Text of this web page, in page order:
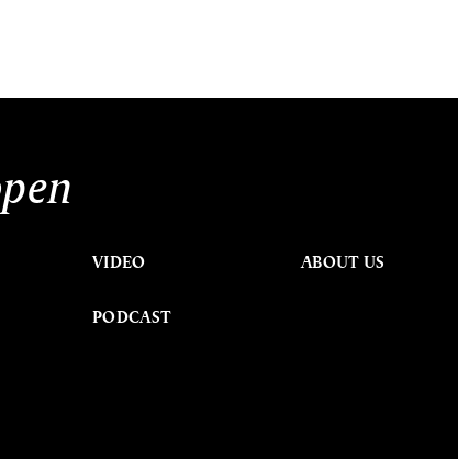
VIDEO
PODCAST
ABOUT US